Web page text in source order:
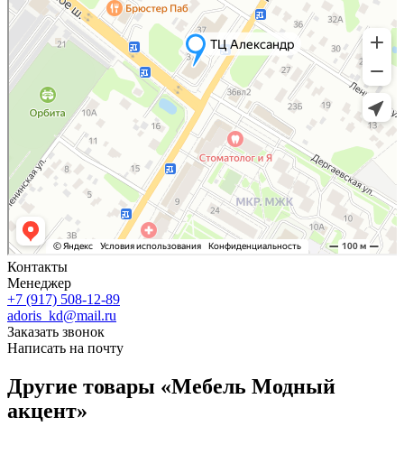
Контакты
Менеджер
+7 (917) 508-12-89
adoris_kd@mail.ru
Заказать звонок
Написать на почту
Другие товары «Мебель Модный
акцент»